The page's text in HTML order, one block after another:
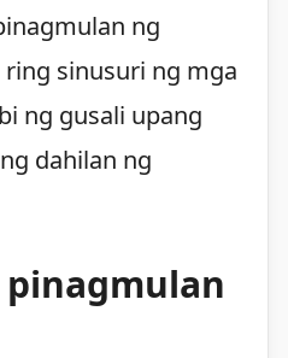
ng
sinusuri ng mga
ng gusali upang
dahilan ng
pinagmulan